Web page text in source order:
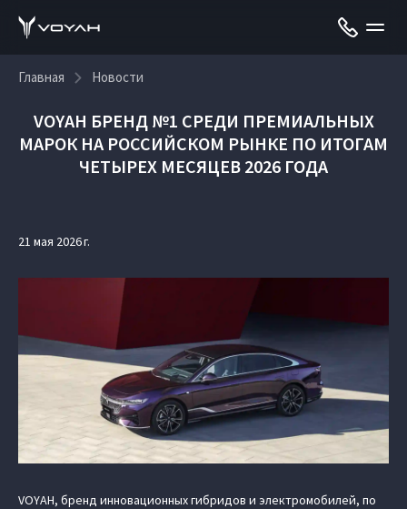
Главная Новости
VOYAH БРЕНД №1 СРЕДИ ПРЕМИАЛЬНЫХ
МАРОК НА РОССИЙСКОМ РЫНКЕ ПО ИТОГАМ
ЧЕТЫРЕХ МЕСЯЦЕВ 2026 ГОДА
21 мая 2026 г.
VOYAH, бренд инновационных гибридов и электромобилей, по